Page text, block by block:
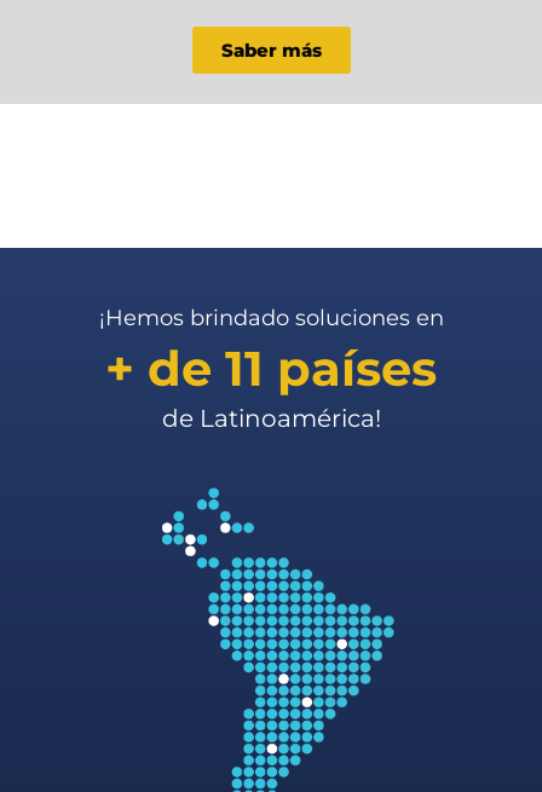
Saber más
¡Hemos brindado soluciones en
+ de 11 países
de Latinoamérica!